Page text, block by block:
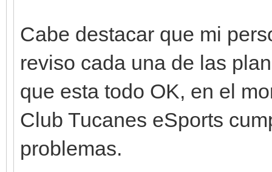
Cabe destacar que mi
reviso cada una de las
que esta todo OK, en el
Club Tucanes eSports
problemas.